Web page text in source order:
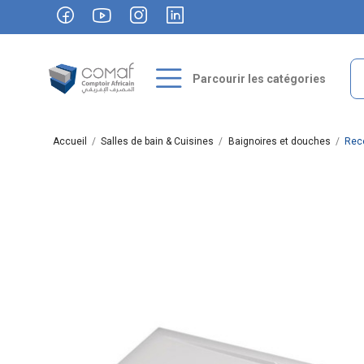
Parcourir les catégories
Accueil Salles de bain & Cuisines Baignoires et douches